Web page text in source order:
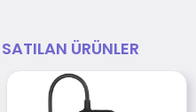
ÜRÜNLER